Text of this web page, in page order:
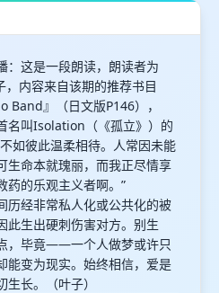
：这是一段朗读，朗读者为
，内容来自该期的推荐书目
Band』（日文版P146），
名叫Isolation（《孤立》）的
如彼此温柔相待。人常因未能
生命本就瑰丽，而我正尽情享
的乐观主义者啊。”
历经非常私人化或公共化的被
此生出硬刺伤害对方。别生
，毕竟——一个人做梦或许只
能变为现实。始终相信，爱是
长。（叶子）